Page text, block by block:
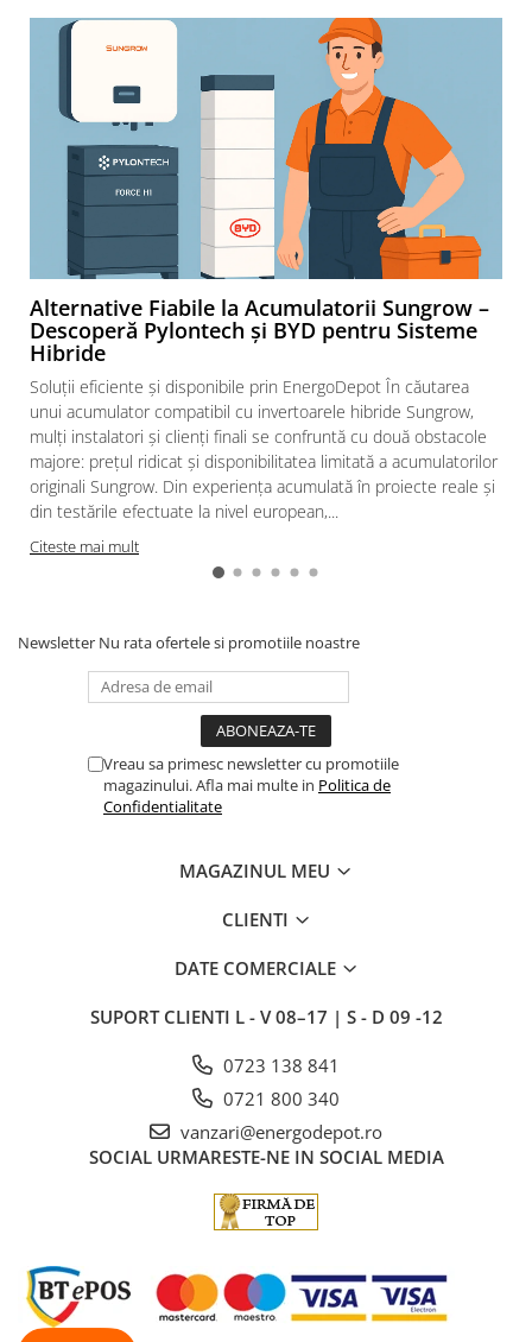
Alternative Fiabile la Acumulatorii Sungrow –
Descoperă Pylontech și BYD pentru Sisteme
Hibride
Soluții eficiente și disponibile prin EnergoDepot În căutarea
unui acumulator compatibil cu invertoarele hibride Sungrow,
mulți instalatori și clienți finali se confruntă cu două obstacole
majore: prețul ridicat și disponibilitatea limitată a acumulatorilor
originali Sungrow. Din experiența acumulată în proiecte reale și
din testările efectuate la nivel european,...
Citeste mai mult
Newsletter Nu rata ofertele si promotiile noastre
Vreau sa primesc newsletter cu promotiile
magazinului. Afla mai multe in Politica de
Confidentialitate
MAGAZINUL MEU
CLIENTI
DATE COMERCIALE
SUPORT CLIENTI L - V 08–17 | S - D 09 -12
0723 138 841
0721 800 340
vanzari@energodepot.ro
SOCIAL URMARESTE-NE IN SOCIAL MEDIA